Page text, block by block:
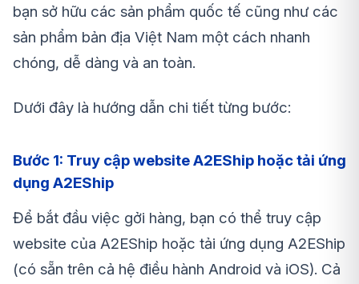
bạn sở hữu các sản phẩm quốc tế cũng như các
sản phẩm bản địa Việt Nam một cách nhanh
chóng, dễ dàng và an toàn.
Dưới đây là hướng dẫn chi tiết từng bước:
Bước 1: Truy cập website A2EShip hoặc tải ứng
dụng A2EShip
Để bắt đầu việc gởi hàng, bạn có thể truy cập
website của A2EShip hoặc tải ứng dụng A2EShip
(có sẵn trên cả hệ điều hành Android và iOS). Cả